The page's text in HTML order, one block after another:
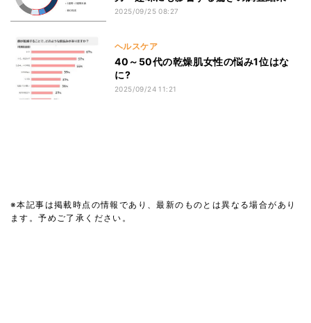
2025/09/25 08:27
ヘルスケア
40～50代の乾燥肌女性の悩み1位はな
に?
2025/09/24 11:21
※本記事は掲載時点の情報であり、最新のものとは異なる場合があり
ます。予めご了承ください。